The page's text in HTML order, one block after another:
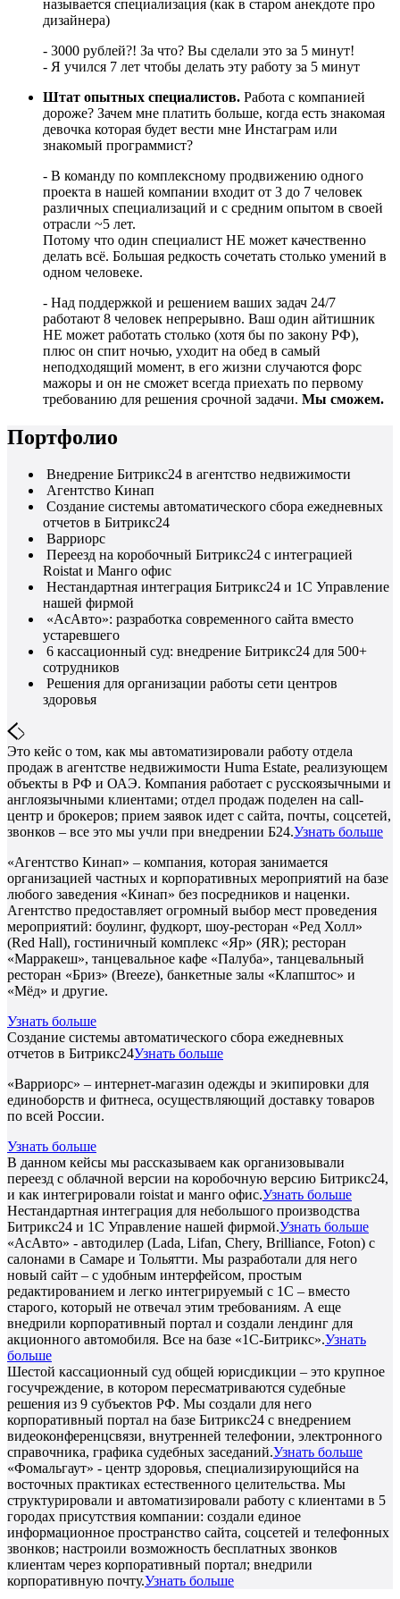
называется специализация (как в старом анекдоте про
дизайнера)
- 3000 рублей?! За что? Вы сделали это за 5 минут!
- Я учился 7 лет чтобы делать эту работу за 5 минут
Штат опытных специалистов. Работа с компанией
дороже? Зачем мне платить больше, когда есть знакомая
девочка которая будет вести мне Инстаграм или
знакомый программист?
- В команду по комплексному продвижению одного
проекта в нашей компании входит от 3 до 7 человек
различных специализаций и с средним опытом в своей
отрасли ~5 лет.
Потому что один специалист НЕ может качественно
делать всё. Большая редкость сочетать столько умений в
одном человеке.
- Над поддержкой и решением ваших задач 24/7
работают 8 человек непрерывно. Ваш один айтишник
НЕ может работать столько (хотя бы по закону РФ),
плюс он спит ночью, уходит на обед в самый
неподходящий момент, в его жизни случаются форс
мажоры и он не сможет всегда приехать по первому
требованию для решения срочной задачи. Мы сможем.
Портфолио
Внедрение Битрикс24 в агентство недвижимости
Агентство Кинап
Создание системы автоматического сбора ежедневных
отчетов в Битрикс24
Варриорс
Переезд на коробочный Битрикс24 с интеграцией
Roistat и Манго офис
Нестандартная интеграция Битрикс24 и 1С Управление
нашей фирмой
«АсАвто»: разработка современного сайта вместо
устаревшего
6 кассационный суд: внедрение Битрикс24 для 500+
сотрудников
Решения для организации работы сети центров
здоровья
Это кейс о том, как мы автоматизировали работу отдела
продаж в агентстве недвижимости Huma Estate, реализующем
объекты в РФ и ОАЭ. Компания работает с русскоязычными и
англоязычными клиентами; отдел продаж поделен на call-
центр и брокеров; прием заявок идет с сайта, почты, соцсетей,
звонков – все это мы учли при внедрении Б24.Узнать больше
«Агентство Кинап» – компания, которая занимается
организацией частных и корпоративных мероприятий на базе
любого заведения «Кинап» без посредников и наценки.
Агентство предоставляет огромный выбор мест проведения
мероприятий: боулинг, фудкорт, шоу-ресторан «Ред Холл»
(Red Hall), гостиничный комплекс «Яр» (ЯR); ресторан
«Марракеш», танцевальное кафе «Палуба», танцевальный
ресторан «Бриз» (Breeze), банкетные залы «Клапштос» и
«Мёд» и другие.
Узнать больше
Создание системы автоматического сбора ежедневных
отчетов в Битрикс24Узнать больше
«Варриорс» – интернет-магазин одежды и экипировки для
единоборств и фитнеса, осуществляющий доставку товаров
по всей России.
Узнать больше
В данном кейсы мы рассказываем как организовывали
переезд с облачной версии на коробочную версию Битрикс24,
и как интегрировали roistat и манго офис.Узнать больше
Нестандартная интеграция для небольшого производства
Битрикс24 и 1С Управление нашей фирмой.Узнать больше
«АсАвто» - автодилер (Lada, Lifan, Chery, Brilliance, Foton) с
салонами в Самаре и Тольятти. Мы разработали для него
новый сайт – с удобным интерфейсом, простым
редактированием и легко интегрируемый с 1С – вместо
старого, который не отвечал этим требованиям. А еще
внедрили корпоративный портал и создали лендинг для
акционного автомобиля. Все на базе «1С-Битрикс».Узнать
больше
Шестой кассационный суд общей юрисдикции – это крупное
госучреждение, в котором пересматриваются судебные
решения из 9 субъектов РФ. Мы создали для него
корпоративный портал на базе Битрикс24 с внедрением
видеоконференцсвязи, внутренней телефонии, электронного
справочника, графика судебных заседаний.Узнать больше
«Фомальгаут» - центр здоровья, специализирующийся на
восточных практиках естественного целительства. Мы
структурировали и автоматизировали работу с клиентами в 5
городах присутствия компании: создали единое
информационное пространство сайта, соцсетей и телефонных
звонков; настроили возможность бесплатных звонков
клиентам через корпоративный портал; внедрили
корпоративную почту.Узнать больше